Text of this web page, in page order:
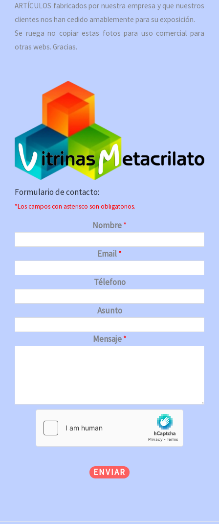
ARTÍCULOS fabricados por nuestra empresa y que nuestros
clientes nos han cedido amablemente para su exposición.
Se ruega no copiar estas fotos para uso comercial para
otras webs. Gracias.
Formulario de contacto:
*Los campos con asterisco son obligatorios.
Nombre*
Email*
Télefono
Asunto
Mensaje*
ENVIAR